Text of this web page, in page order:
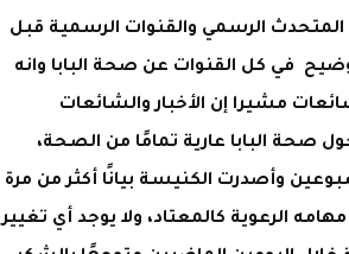
المتحدث الرسمي والقنوات الرسمية قبل
في كل القنوات عن صحة البابا وانه
مشيرا إن الأخبار والشائعات
صحة البابا عارية تمامًا من الصحة،
وأصدرت الكنيسة بيانًا أكثر من مرة
الرعوية كالمعتاد، ولا يوجد أي تغيير